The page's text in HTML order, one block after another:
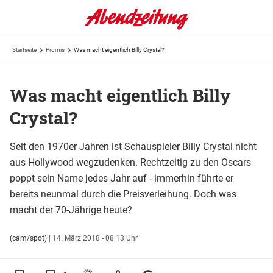
Startseite Promis Was macht eigentlich Billy Crystal?
Was macht eigentlich Billy
Crystal?
Seit den 1970er Jahren ist Schauspieler Billy Crystal nicht
aus Hollywood wegzudenken. Rechtzeitig zu den Oscars
poppt sein Name jedes Jahr auf - immerhin führte er
bereits neunmal durch die Preisverleihung. Doch was
macht der 70-Jährige heute?
(cam/spot) | 14. März 2018 - 08:13 Uhr